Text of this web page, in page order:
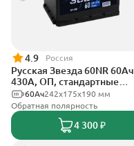
4.9 Россия
Русская Звезда 60NR 60Ач
430А, ОП, стандартные
клеммы242x175x190 мм
60Ач
Обратная полярность
4 300 ₽